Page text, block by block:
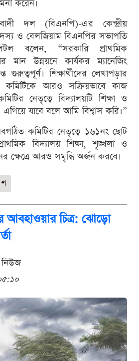
করেন।
দল (বিএনপি)-এর কেন্দ্রীয়
সদস্য ও বেলজিয়াম বিএনপির সভাপতি
বলেন, “সরকারি প্রাথমিক
মান উন্নয়নে কার্যকর ম্যানেজিং
গুরুত্বপূর্ণ। শিক্ষার্থীদের লেখাপড়ার
কমিটিকে আরও সক্রিয়ভাবে কাজ
নেতৃত্বে বিদ্যালয়টি শিক্ষা ও
যাবে বলে আমি বিশ্বাস করি।”
নবগঠিত কমিটির নেতৃত্বে ১৬১নং ছোট
বিদ্যালয় শিক্ষা, শৃঙ্খলা ও
ক্ষেত্রে আরও সমৃদ্ধি অর্জন করবে।
আবহাওয়ার চিত্র: ঝোড়ো
নিউজ